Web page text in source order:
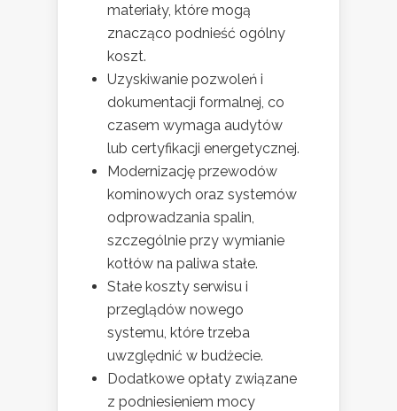
materiały, które mogą
znacząco podnieść ogólny
koszt.
Uzyskiwanie pozwoleń i
dokumentacji formalnej, co
czasem wymaga audytów
lub certyfikacji energetycznej.
Modernizację przewodów
kominowych oraz systemów
odprowadzania spalin,
szczególnie przy wymianie
kotłów na paliwa stałe.
Stałe koszty serwisu i
przeglądów nowego
systemu, które trzeba
uwzględnić w budżecie.
Dodatkowe opłaty związane
z podniesieniem mocy